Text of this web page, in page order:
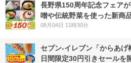
長野県150周年記念フェア
噌や伝統野菜を使った新商
08月04日 11時30分
セブン‐イレブン「からあ
日間限定30円引きセールを